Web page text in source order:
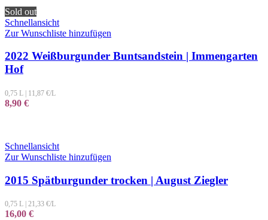
Sold out
Schnellansicht
Zur Wunschliste hinzufügen
2022 Weißburgunder Buntsandstein | Immengarten
Hof
0,75 L 11,87 €/L
8,90 €
Schnellansicht
Zur Wunschliste hinzufügen
2015 Spätburgunder trocken | August Ziegler
0,75 L 21,33 €/L
16,00 €